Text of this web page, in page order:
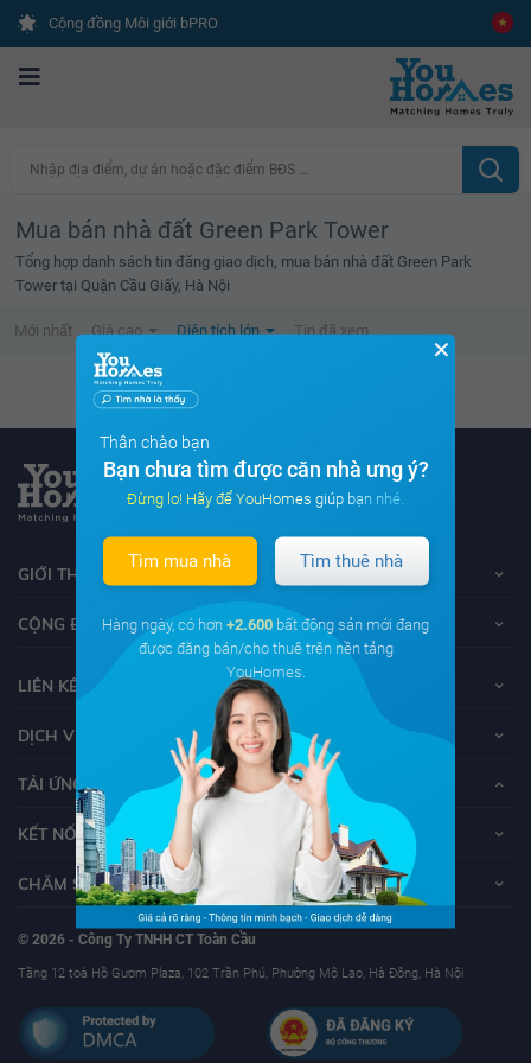
Cộng đồng Môi giới bPRO
Nhập địa điểm, dự án hoặc đặc điểm BĐS ...
Mua bán nhà đất Green Park Tower
Tổng hợp danh sách tin đăng giao dịch, mua bán nhà đất Green Park
Tower tại Quận Cầu Giấy, Hà Nội
Mới nhất Giá cao Diện tích lớn Tin đã xem
Không tìm thấy tin bất động sản nào
GIỚI THIỆU VỀ YOUHOMES
CỘNG ĐỒNG YOUHOMERS
LIÊN KẾT
DỊCH VỤ KHÁCH HÀNG
TẢI ỨNG DỤNG YOUHOMES
KẾT NỐI VỚI YOUHOMES
CHĂM SÓC KHÁCH HÀNG
© 2026 - Công Ty TNHH CT Toàn Cầu
Tầng 12 toà Hồ Gươm Plaza, 102 Trần Phú, Phường Mộ Lao, Hà Đông, Hà Nội
✕
Thân chào bạn
Bạn chưa tìm được căn nhà ưng ý?
Đừng lo! Hãy để YouHomes giúp bạn nhé.
Tìm mua nhà Tìm thuê nhà
Hàng ngày, có hơn +2.600 bất động sản mới đang
được đăng bán/cho thuê trên nền tảng
YouHomes.